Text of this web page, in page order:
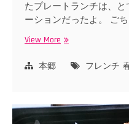
たプレートランチは、
ーションだったよ。 ご
View More春
の
本郷 フレンチ